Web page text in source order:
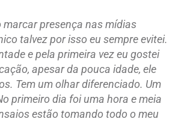
presença nas mídias
talvez por isso eu sempre evitei.
e pela primeira vez eu gostei
apesar da pouca idade, ele
Tem um olhar diferenciado. Um
primeiro dia foi uma hora e meia
estão tomando todo o meu